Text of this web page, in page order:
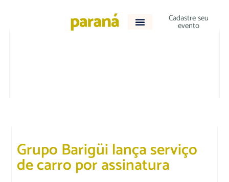
Cadastre seu
evento
Grupo Barigüi lança serviço
de carro por assinatura